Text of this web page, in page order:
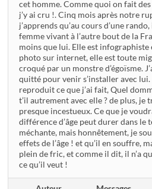
cet homme. Comme quoi on fait
j’y ai cru !. Cinq mois après notre
j’apprends qu’au cours d’une
femme vivant à l’autre bout de la
moins que lui. Elle est infographiste
photo sur internet, elle est toute
croqué par un monstre d’égoïsme.
quitté pour venir s’installer avec lui.
reproduit ce que j’ai fait, Quel
t’il autrement avec elle ? de plus, je
presque incestueux. Ce que je
différence d’âge peut durer dans le
méchante, mais honnêtement, je
effets de l’âge ! et qu’il en souffre,
plein de fric, et comme il dit, il n’a
ce qu’il veut !